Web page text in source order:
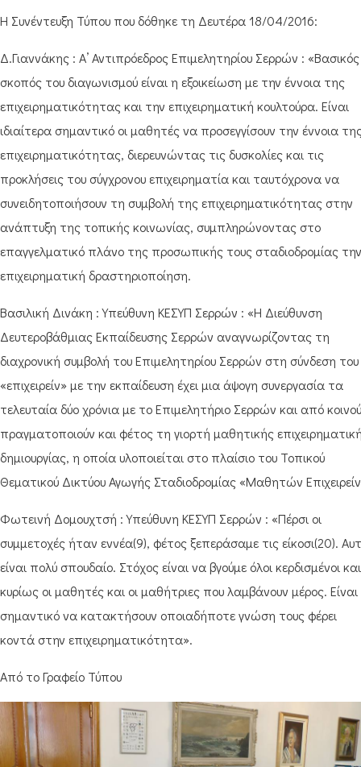
Η Συνέντευξη Τύπου που δόθηκε τη Δευτέρα 18/04/2016:
Δ.Γιαννάκης : Α’ Αντιπρόεδρος Επιμελητηρίου Σερρών : «Βασικός
σκοπός του διαγωνισμού είναι η εξοικείωση με την έννοια της
επιχειρηματικότητας και την επιχειρηματική κουλτούρα. Είναι
ιδιαίτερα σημαντικό οι μαθητές να προσεγγίσουν την έννοια
επιχειρηματικότητας, διερευνώντας τις δυσκολίες και τις
προκλήσεις του σύγχρονου επιχειρηματία και ταυτόχρονα να
συνειδητοποιήσουν τη συμβολή της επιχειρηματικότητας στην
ανάπτυξη της τοπικής κοινωνίας, συμπληρώνοντας στο
επαγγελματικό πλάνο της προσωπικής τους σταδιοδρομίας την
επιχειρηματική δραστηριοποίηση.
Βασιλική Δινάκη : Υπεύθυνη ΚΕΣΥΠ Σερρών : «Η Διεύθυνση
Δευτεροβάθμιας Εκπαίδευσης Σερρών αναγνωρίζοντας τη
διαχρονική συμβολή του Επιμελητηρίου Σερρών στη σύνδεση του
«επιχειρείν» με την εκπαίδευση έχει μια άψογη συνεργασία τα
τελευταία δύο χρόνια με το Επιμελητήριο Σερρών και από κοινού
πραγματοποιούν και φέτος τη γιορτή μαθητικής
δημιουργίας, η οποία υλοποιείται στο πλαίσιο του Τοπικού
Θεματικού Δικτύου Αγωγής Σταδιοδρομίας «Μαθητών
Φωτεινή Δομουχτσή : Υπεύθυνη ΚΕΣΥΠ Σερρών : «Πέρσι οι
συμμετοχές ήταν εννέα(9), φέτος ξεπεράσαμε τις είκοσι(20).
είναι πολύ σπουδαίο. Στόχος είναι να βγούμε όλοι κερδισμένοι και
κυρίως οι μαθητές και οι μαθήτριες που λαμβάνουν μέρος. Είναι
σημαντικό να κατακτήσουν οποιαδήποτε γνώση τους φέρει
κοντά στην επιχειρηματικότητα».
Από το Γραφείο Τύπου